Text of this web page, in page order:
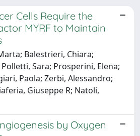
Cells Require the
MYRF to Maintain
Balestrieri, Chiara;
Sara; Prosperini, Elena;
Paola; Zerbi, Alessandro;
Giuseppe R; Natoli,
by Oxygen